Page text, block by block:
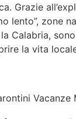
Grazie
lento”, zone
Calabria,
la vita